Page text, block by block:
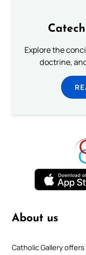
Explore the
doctrine,
About us
Catholic Gallery